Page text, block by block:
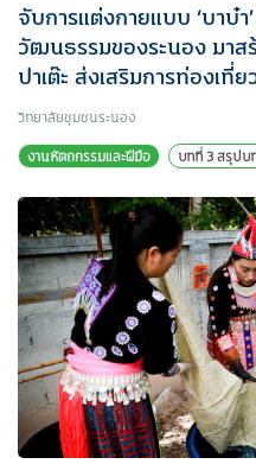
จับการแต่งกายแบบ ‘บาบ๋
วัฒนธรรมของระนอง มา
ปาเต๊ะ ส่งเสริมการท่องเที่
วิทยาลัยชุมชนระนอง
งานหัตถกรรมและฝีมือ
บทที่ 3 สรุปบ